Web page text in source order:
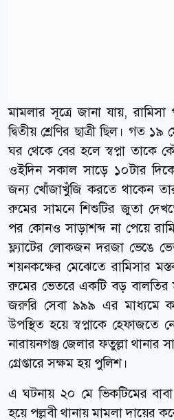
মামলার সূত্রে জানা যায়,
দ্বিতীয় শ্রেণির ছাত্রী ছিল। গত
ঘর থেকে বের হলে স্বপ্না তাকে
ওইদিন সকাল সাড়ে ১০টার
জন্য খোঁজাখুঁজি করতে থাকেন
রুমের সামনে শিশুটির জুতা
পর কোনও সাড়াশব্দ না পেয়ে
ফ্ল্যাটের লোকজন দরজা ভেঙে
শয়নকক্ষের মেঝেতে রামিসার
রুমের ভেতরে একটি বড় বালতির
জরুরি সেবা ৯৯৯ এর মাধ্যমে
উপস্থিত হয়ে স্বপ্নাকে হেফাজতে
নারায়নগঞ্জ জেলার ফতুল্লা থানার
গ্রেপ্তারে সক্ষম হয় পুলিশ।
এ ঘটনায় ২০ মে ভিকটিমের বাবা
হয়ে পল্লবী থানায় মামলা দায়ের